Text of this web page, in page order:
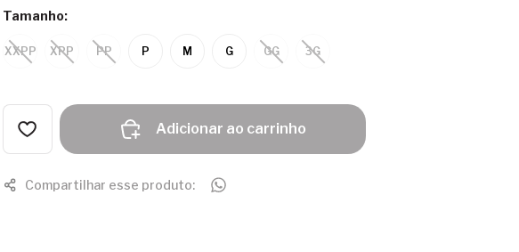
Tamanho:
XXPP XPP PP P M G GG 3G
Adicionar ao carrinho
Compartilhar esse produto: